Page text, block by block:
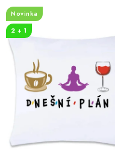
d
u
k
o
d
u
k
Novinka
2 + 1